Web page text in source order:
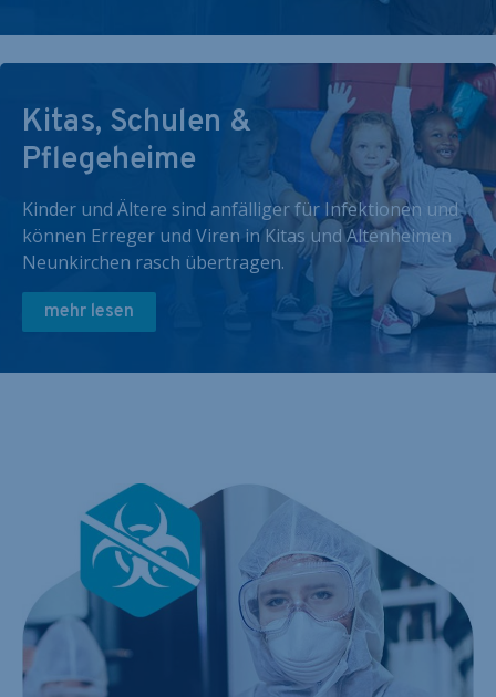
Kitas, Schulen &
Pflegeheime
Kinder und Ältere sind anfälliger für Infektionen und
können Erreger und Viren in Kitas und Altenheimen
Neunkirchen rasch übertragen.
mehr lesen